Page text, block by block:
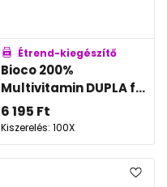
Étrend-kiegészítő
Bioco 200%
Multivitamin DUPLA f...
6 195 Ft
Kiszerelés: 100X